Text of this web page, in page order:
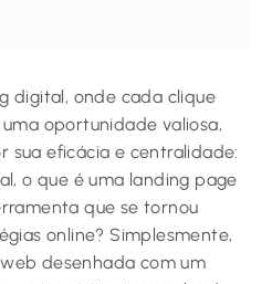
digital, onde cada clique
oportunidade valiosa,
sua eficácia e centralidade:
o que é uma landing page
que se tornou
online? Simplesmente,
desenhada com um